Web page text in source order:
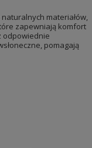
materiałów,
zapewniają komfort
odpowiednie
pomagają